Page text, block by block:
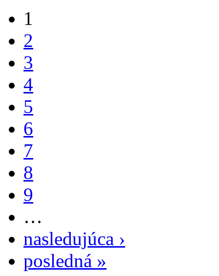
1
2
3
4
5
6
7
8
9
…
nasledujúca ›
posledná »